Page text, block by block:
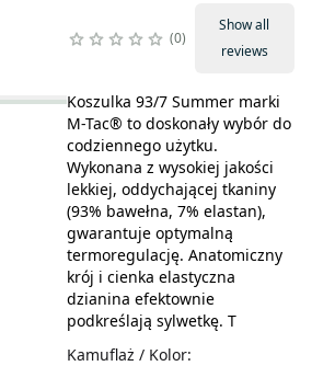
0
Show all
reviews
Koszulka 93/7 Summer marki
M-Tac® to doskonały wybór do
codziennego użytku.
Wykonana z wysokiej jakości
lekkiej, oddychającej tkaniny
(93% bawełna, 7% elastan),
gwarantuje optymalną
termoregulację. Anatomiczny
krój i cienka elastyczna
dzianina efektownie
podkreślają sylwetkę. T
Kamuflaż / Kolor: